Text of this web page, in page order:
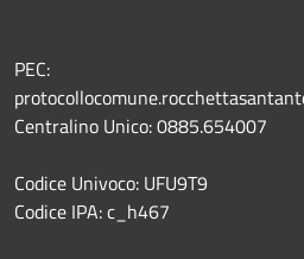
PEC:
Centralino Unico: 0885.654007
Codice Univoco: UFU9T9
Codice IPA: c_h467